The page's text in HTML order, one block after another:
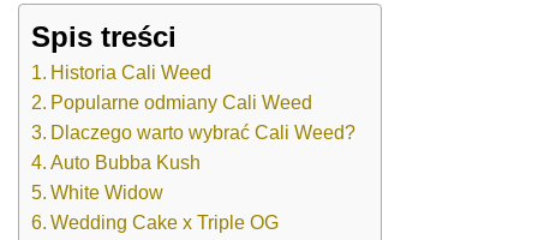
Spis treści
Historia Cali Weed
Popularne odmiany Cali Weed
Dlaczego warto wybrać Cali Weed?
Auto Bubba Kush
White Widow
Wedding Cake x Triple OG